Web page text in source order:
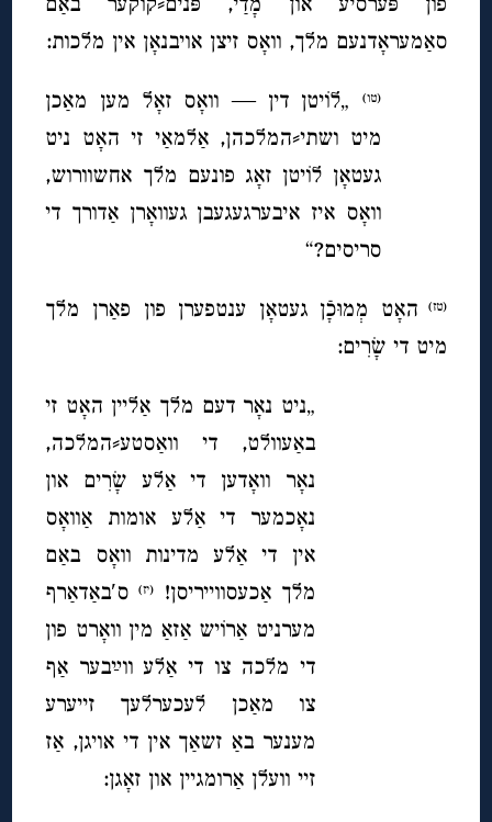
סאַמעראָדנעם מלך, וואָס זיצן אויבנאָן אין מלכות:
(טו)
„לוֹיטן דין — וואָס זאָל מען מאַכן
מיט ושתי⸗המלכהן, אַלמאַי זי האָט ניט
געטאָן לוֹיטן זאָג פונעם מלך אחשוורוש,
וואָס איז איבערגעגעבן געוואָרן אַדורך די
סריסים?“
(טז) האָט מְמוּכָֿן געטאָן ענטפערן פון פאַרן מלך
מיט די שָׂרִים:
„ניט נאָר דעם מלך אַליין האָט זי
באַעוולט, די וואַסטע⸗המלכה,
נאָר וואָדען די אַלע שָׂרִים און
נאָכמער די אַלע אומות אַוואָס
אין די אַלע מדינות וואָס באַם
מלך אַכעסווייריסן!
(יז)ס′באַדאַרף
מערניט אַרוֹיש אַזאַ מין וואָרט פון
די מלכה צו די אַלע ווײַבער אַף
צו מאַכן לעכערלעך זייערע
מענער באַ זשאַך אין די אויגן, אַז
זיי וועלן אַרומגיין און זאָגן: